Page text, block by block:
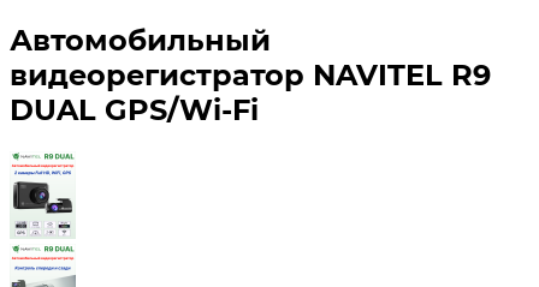
Автомобильный
видеорегистратор NAVITEL R9
DUAL GPS/Wi-Fi